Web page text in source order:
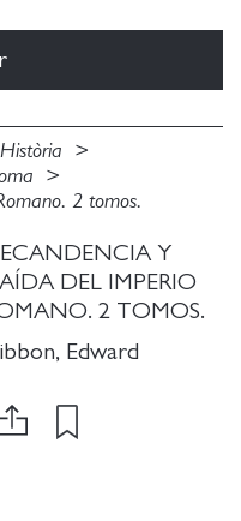
Història
2 tomos.
Y
DEL IMPERIO
2 TOMOS.
Edward